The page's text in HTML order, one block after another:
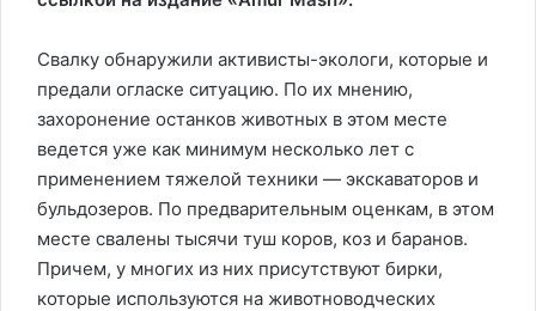
Свалку обнаружили активисты-экологи, которые и
предали огласке ситуацию. По их мнению,
захоронение останков животных в этом месте
ведется уже как минимум несколько лет с
применением тяжелой техники — экскаваторов и
бульдозеров. По предварительным оценкам, в этом
месте свалены тысячи туш коров, коз и баранов.
Причем, у многих из них присутствуют бирки,
которые используются на животноводческих